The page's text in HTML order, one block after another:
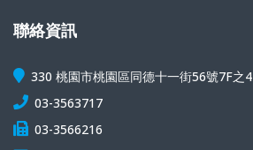
聯絡資訊
330 桃園市桃園區同德十一街56號7F之4
03-3563717
03-3566216